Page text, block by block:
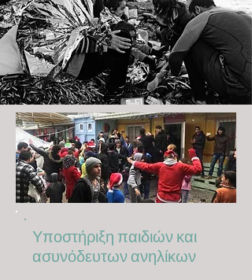
Υποστήριξη παιδιών και
ασυνόδευτων ανηλίκων